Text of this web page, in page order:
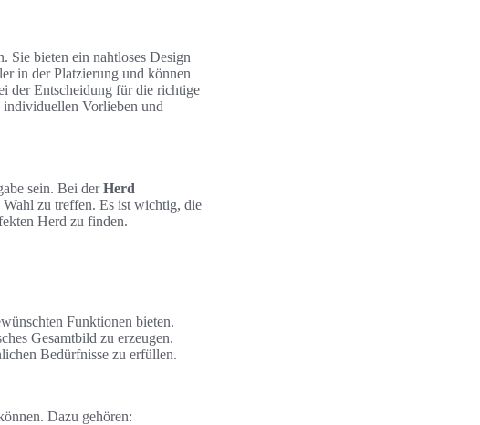
Sie bieten ein nahtloses Design
in der Platzierung und können
der Entscheidung für die richtige
Vorlieben und
sein. Bei derHerd
Wahl zu treffen. Es ist wichtig, die
Herd zu finden.
Funktionen bieten.
Gesamtbild zu erzeugen.
Bedürfnisse zu erfüllen.
Dazu gehören: